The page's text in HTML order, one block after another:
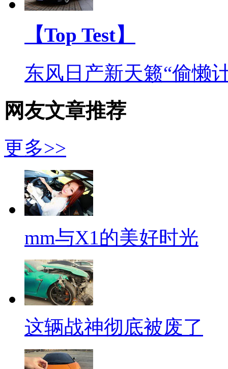
【Top Test】
东风日产新天籁“偷懒
网友文章推荐
更多>>
mm与X1的美好时光
这辆战神彻底被废了